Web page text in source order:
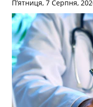
П’ятниця, 7 Серпня,